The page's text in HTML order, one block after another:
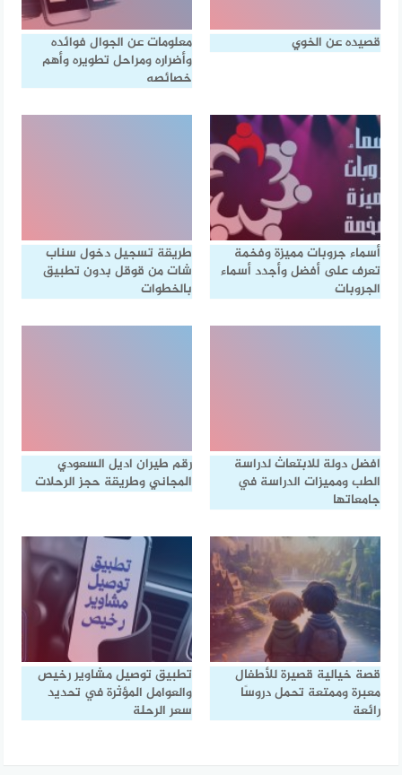
قصيده عن الخوي
معلومات عن الجوال فوائده
وأضراره ومراحل تطويره وأهم
خصائصه
أسماء جروبات مميزة وفخمة
تعرف على أفضل وأجدد أسماء
الجروبات
طريقة تسجيل دخول سناب
شات من قوقل بدون تطبيق
بالخطوات
افضل دولة للابتعاث لدراسة
الطب ومميزات الدراسة في
جامعاتها
رقم طيران اديل السعودي
المجاني وطريقة حجز الرحلات
قصة خيالية قصيرة للأطفال
معبرة وممتعة تحمل دروسًا
رائعة
تطبيق توصيل مشاوير رخيص
والعوامل المؤثرة في تحديد
سعر الرحلة